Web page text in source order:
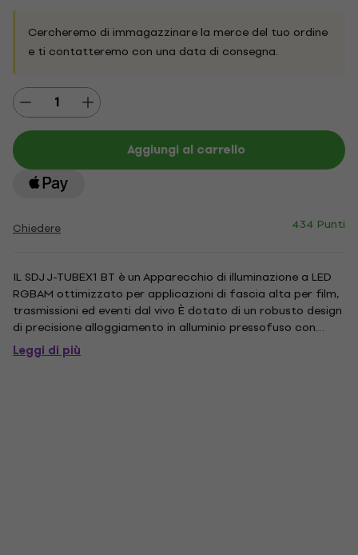
Cercheremo di immagazzinare la merce del tuo ordine
e ti contatteremo con una data di consegna.
Aggiungi al carrello
Chiedere 434 Punti
IL SDJ J-TUBEX1 BT è un Apparecchio di illuminazione a LED
RGBAM ottimizzato per applicazioni di fascia alta per film,
trasmissioni ed eventi dal vivo È dotato di un robusto design
di precisione alloggiamento in alluminio pressofuso con
frontale in plexiglass opalino , assicurando proiezione di luce
diffusa con miscelazione uniforme dei colori...
Leggi di più